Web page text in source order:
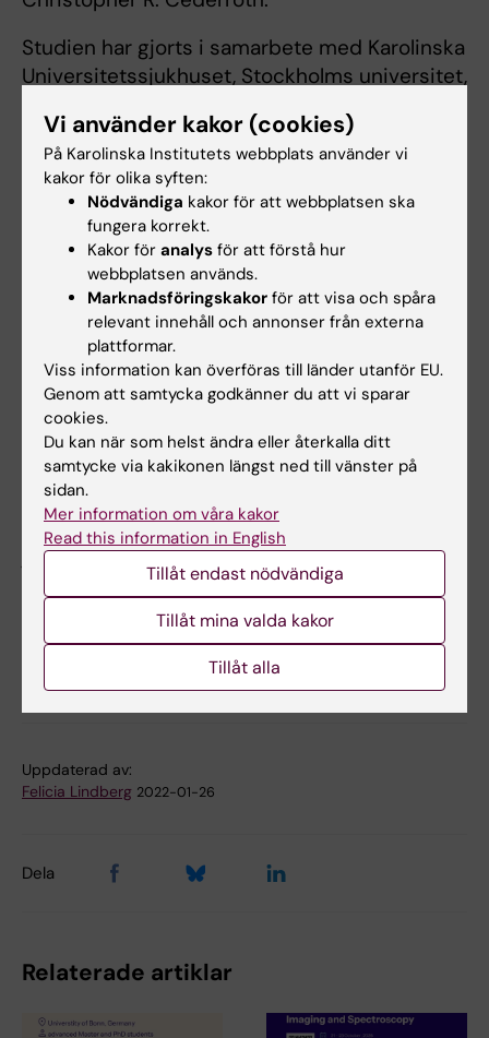
Studien har gjorts i samarbete med Karolinska
Universitetssjukhuset, Stockholms universitet,
Therapeutics Inc och finansierats av bland
andra Vetenskapsrådet, Forskningsrådet för
hälsa, arbetsliv och välfärd, Stockholm Stress
Center, GENDER-Net Co-Plus Fund “TIGER”
och EU:s Horizon 2020 “ESIT” och “UNITI”.
Publikation
”Alterations in auditory brainstem response
distinguish occasional and constant
tinnitus”
Martin Claeson, Andra Lazar, Jan Bulla,
Constanze Leineweber, Inger Uhlén, Barbara
Canlon och Christopher R. Cederroth.
Journal of Clinical Investigation,
januari 2022, doi: 10.1172/JCI155094.
Tags
Hörsel och audiologi Klinisk neurovetenskap
Neurofysiologi
Uppdaterad av:
Felicia Lindberg 2022-01-26
Dela
Relaterade artiklar
Vi använder kakor (cookies)
På Karolinska Institutets webbplats använder vi
kakor för olika syften:
Nödvändiga kakor för att webbplatsen ska
fungera korrekt.
Kakor för analys för att förstå hur
webbplatsen används.
Marknadsföringskakor för att visa och spåra
relevant innehåll och annonser från externa
plattformar.
Viss information kan överföras till länder utanför EU.
Genom att samtycka godkänner du att vi sparar
cookies.
Du kan när som helst ändra eller återkalla ditt
samtycke via kakikonen längst ned till vänster på
sidan.
Mer information om våra kakor
Read this information in English
Tillåt endast nödvändiga
Tillåt mina valda kakor
Tillåt alla